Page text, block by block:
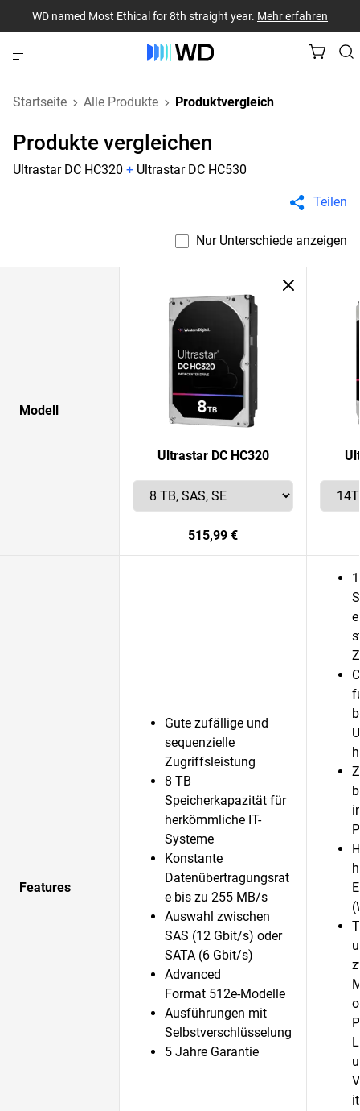
WD named Most Ethical for 8th straight year. Mehr erfahren
Startseite Alle Produkte Produktvergleich
Produkte vergleichen
Ultrastar DC HC320 + Ultrastar DC HC530
Teilen
Nur Unterschiede anzeigen
Modell
Ultrastar DC HC320
515,99 €
Features
Gute zufällige und
sequenzielle
Zugriffsleistung
8 TB
Speicherkapazität für
herkömmliche IT-
Systeme
Konstante
Datenübertragungsrat
e bis zu 255 MB/s
Auswahl zwischen
SAS (12 Gbit/s) oder
SATA (6 Gbit/s)
Advanced
Format 512e-Modelle
Ausführungen mit
Selbstverschlüsselung
5 Jahre Garantie
it